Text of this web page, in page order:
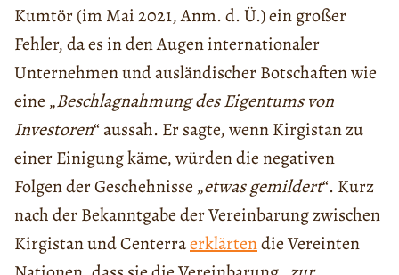
Kumtör (im Mai 2021, Anm. d. Ü.) ein großer
Fehler, da es in den Augen internationaler
Unternehmen und ausländischer Botschaften wie
eine „Beschlagnahmung des Eigentums von
Investoren“ aussah. Er sagte, wenn Kirgistan zu
einer Einigung käme, würden die negativen
Folgen der Geschehnisse „etwas gemildert“. Kurz
nach der Bekanntgabe der Vereinbarung zwischen
Kirgistan und Centerraerklärtendie Vereinten